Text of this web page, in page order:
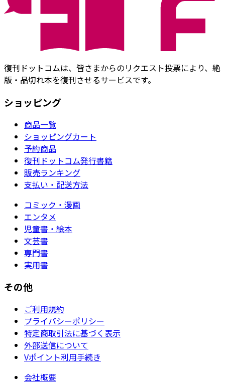
復刊ドットコムは、皆さまからのリクエスト投票により、絶
版・品切れ本を復刊させるサービスです。
ショッピング
商品一覧
ショッピングカート
予約商品
復刊ドットコム発行書籍
販売ランキング
支払い・配送方法
コミック・漫画
エンタメ
児童書・絵本
文芸書
専門書
実用書
その他
ご利用規約
プライバシーポリシー
特定商取引法に基づく表示
外部送信について
Vポイント利用手続き
会社概要